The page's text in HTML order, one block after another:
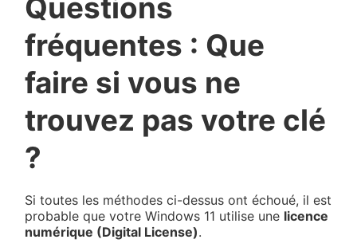
Questions
fréquentes : Que
faire si vous ne
trouvez pas votre clé
?
Si toutes les méthodes ci-dessus ont échoué, il est
probable que votre Windows 11 utilise une licence
numérique (Digital License).